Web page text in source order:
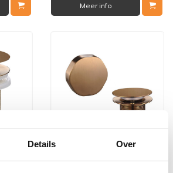
Details Over
Meer info